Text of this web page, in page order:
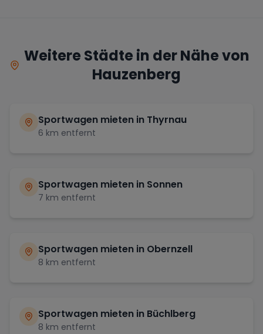
Weitere Städte in der Nähe von
Hauzenberg
Sportwagen mieten in Thyrnau
6 km entfernt
Sportwagen mieten in Sonnen
7 km entfernt
Sportwagen mieten in Obernzell
8 km entfernt
Sportwagen mieten in Büchlberg
8 km entfernt